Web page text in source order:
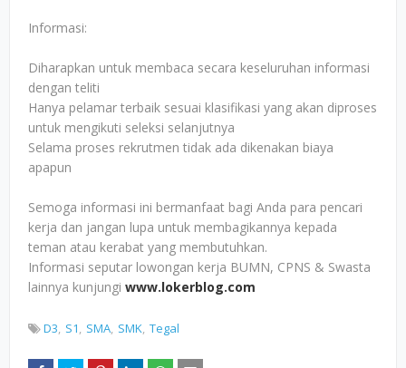
Informasi:
Diharapkan untuk membaca secara keseluruhan informasi
dengan teliti
Hanya pelamar terbaik sesuai klasifikasi yang akan diproses
untuk mengikuti seleksi selanjutnya
Selama proses rekrutmen tidak ada dikenakan biaya
apapun
Semoga informasi ini bermanfaat bagi Anda para pencari
kerja dan jangan lupa untuk membagikannya kepada
teman atau kerabat yang membutuhkan.
Informasi seputar lowongan kerja BUMN, CPNS & Swasta
lainnya kunjungi www.lokerblog.com
D3 S1 SMA SMK Tegal